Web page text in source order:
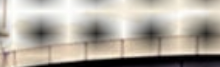
Espumante